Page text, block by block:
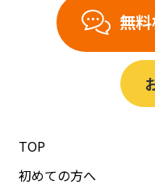
無
TOP
初めての方へ